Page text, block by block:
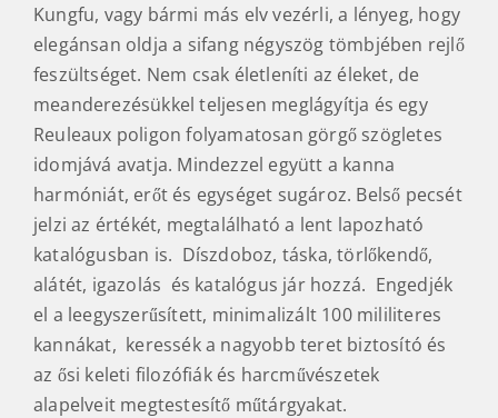
Kungfu, vagy bármi más elv vezérli, a lényeg, hogy
elegánsan oldja a sifang négyszög tömbjében rejlő
feszültséget. Nem csak életleníti az éleket, de
meanderezésükkel teljesen meglágyítja és egy
Reuleaux poligon folyamatosan görgő szögletes
idomjává avatja. Mindezzel együtt a kanna
harmóniát, erőt és egységet sugároz. Belső pecsét
jelzi az értékét, megtalálható a lent lapozható
katalógusban is. Díszdoboz, táska, törlőkendő,
alátét, igazolás és katalógus jár hozzá. Engedjék
el a leegyszerűsített, minimalizált 100 mililiteres
kannákat, keressék a nagyobb teret biztosító és
az ősi keleti filozófiák és harcművészetek
alapelveit megtestesítő műtárgyakat.